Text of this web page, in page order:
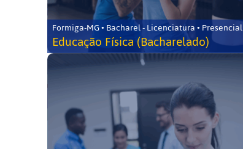
Formiga-MG • Bacharel - Licenciatura • Presencial
Educação Física (Bacharelado)